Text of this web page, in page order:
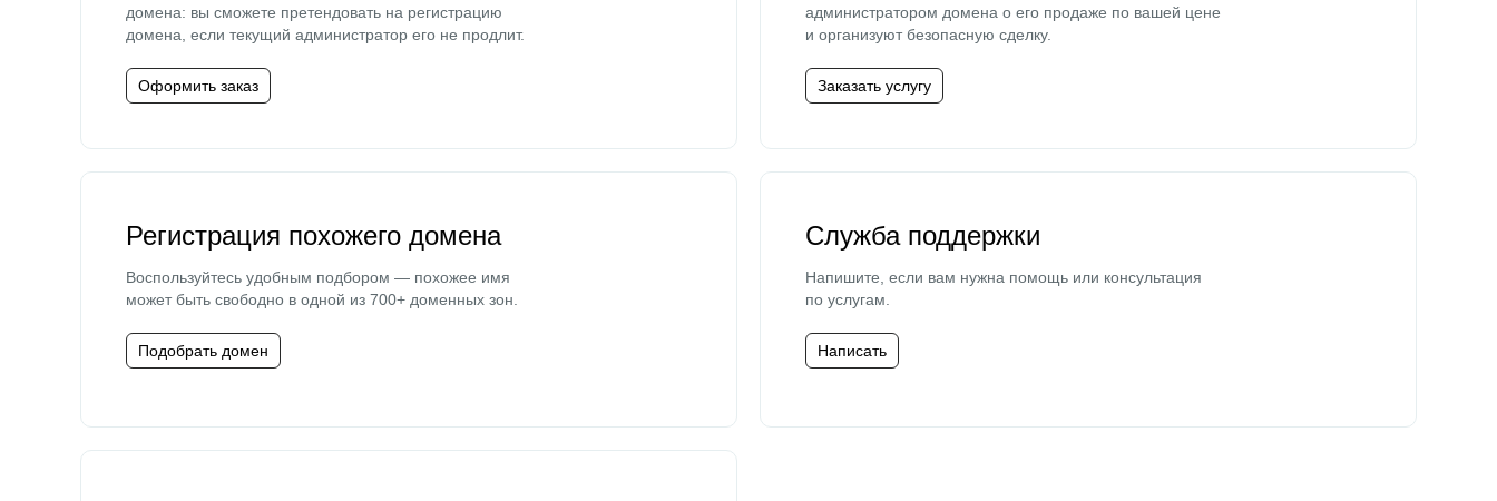
домена: вы сможете претендовать на регистрацию
домена, если текущий администратор его не продлит.
Оформить заказ
администратором домена о его продаже по вашей цене
и организуют безопасную сделку.
Заказать услугу
Регистрация похожего домена
Воспользуйтесь удобным подбором — похожее имя
может быть свободно в одной из 700+ доменных зон.
Подобрать домен
Служба поддержки
Напишите, если вам нужна помощь или консультация
по услугам.
Написать